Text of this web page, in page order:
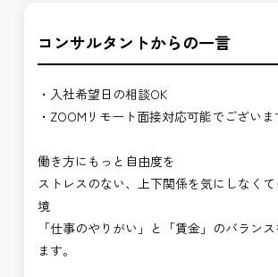
コンサルタントからの一言
・入社希望日の相談OK
・ZOOMリモート面接対応可能でございま
働き方にもっと自由度を
ストレスのない、上下関係を気にしなく
境
「仕事のやりがい」と「賃金」のバラン
ます。